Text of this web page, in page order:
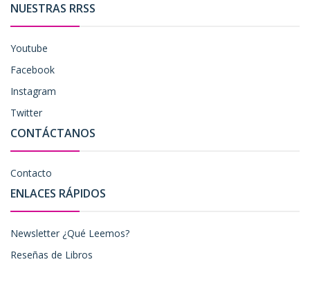
NUESTRAS RRSS
Youtube
Facebook
Instagram
Twitter
CONTÁCTANOS
Contacto
ENLACES RÁPIDOS
Newsletter ¿Qué Leemos?
Reseñas de Libros